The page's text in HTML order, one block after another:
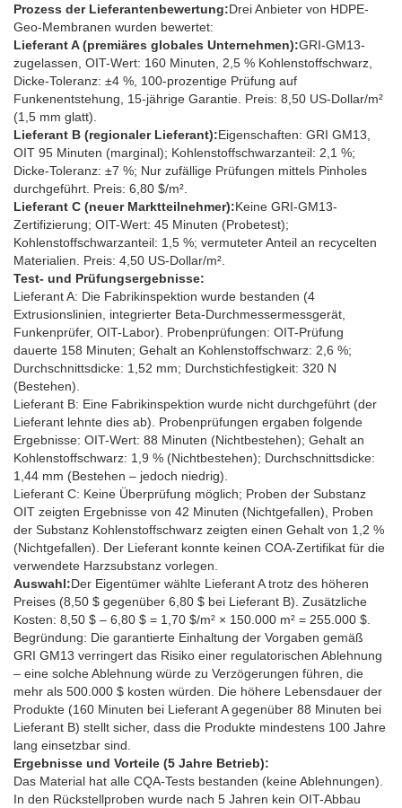
Prozess der Lieferantenbewertung:Drei Anbieter von HDPE-
Geo-Membranen wurden bewertet:
Lieferant A (premiäres globales Unternehmen):GRI-GM13-
zugelassen, OIT-Wert: 160 Minuten, 2,5 % Kohlenstoffschwarz,
Dicke-Toleranz: ±4 %, 100-prozentige Prüfung auf
Funkenentstehung, 15-jährige Garantie. Preis: 8,50 US-Dollar/m²
(1,5 mm glatt).
Lieferant B (regionaler Lieferant):Eigenschaften: GRI GM13,
OIT 95 Minuten (marginal); Kohlenstoffschwarzanteil: 2,1 %;
Dicke-Toleranz: ±7 %; Nur zufällige Prüfungen mittels Pinholes
durchgeführt. Preis: 6,80 $/m².
Lieferant C (neuer Marktteilnehmer):Keine GRI-GM13-
Zertifizierung; OIT-Wert: 45 Minuten (Probetest);
Kohlenstoffschwarzanteil: 1,5 %; vermuteter Anteil an recycelten
Materialien. Preis: 4,50 US-Dollar/m².
Test- und Prüfungsergebnisse:
Lieferant A: Die Fabrikinspektion wurde bestanden (4
Extrusionslinien, integrierter Beta-Durchmessermessgerät,
Funkenprüfer, OIT-Labor). Probenprüfungen: OIT-Prüfung
dauerte 158 Minuten; Gehalt an Kohlenstoffschwarz: 2,6 %;
Durchschnittsdicke: 1,52 mm; Durchstichfestigkeit: 320 N
(Bestehen).
Lieferant B: Eine Fabrikinspektion wurde nicht durchgeführt (der
Lieferant lehnte dies ab). Probenprüfungen ergaben folgende
Ergebnisse: OIT-Wert: 88 Minuten (Nichtbestehen); Gehalt an
Kohlenstoffschwarz: 1,9 % (Nichtbestehen); Durchschnittsdicke:
1,44 mm (Bestehen – jedoch niedrig).
Lieferant C: Keine Überprüfung möglich; Proben der Substanz
OIT zeigten Ergebnisse von 42 Minuten (Nichtgefallen), Proben
der Substanz Kohlenstoffschwarz zeigten einen Gehalt von 1,2 %
(Nichtgefallen). Der Lieferant konnte keinen COA-Zertifikat für die
verwendete Harzsubstanz vorlegen.
Auswahl:Der Eigentümer wählte Lieferant A trotz des höheren
Preises (8,50 $ gegenüber 6,80 $ bei Lieferant B). Zusätzliche
Kosten: 8,50 $ – 6,80 $ = 1,70 $/m² × 150.000 m² = 255.000 $.
Begründung: Die garantierte Einhaltung der Vorgaben gemäß
GRI GM13 verringert das Risiko einer regulatorischen Ablehnung
– eine solche Ablehnung würde zu Verzögerungen führen, die
mehr als 500.000 $ kosten würden. Die höhere Lebensdauer der
Produkte (160 Minuten bei Lieferant A gegenüber 88 Minuten bei
Lieferant B) stellt sicher, dass die Produkte mindestens 100 Jahre
lang einsetzbar sind.
Ergebnisse und Vorteile (5 Jahre Betrieb):
Das Material hat alle CQA-Tests bestanden (keine Ablehnungen).
In den Rückstellproben wurde nach 5 Jahren kein OIT-Abbau